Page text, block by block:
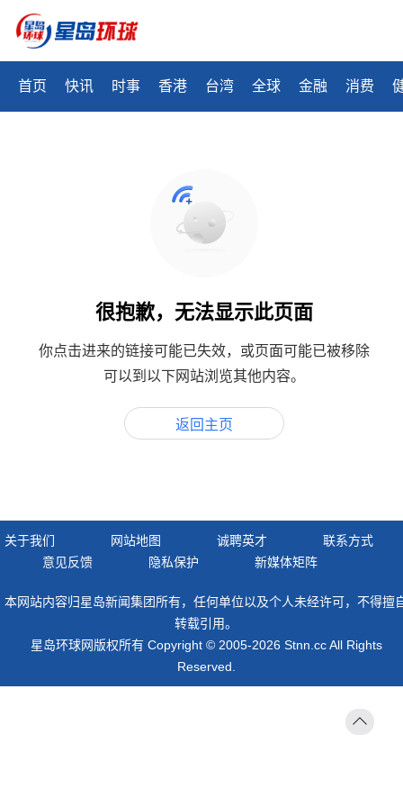
首页 快讯 时事 香港 台湾 全球 金融 消费
很抱歉，无法显示此页面
你点击进来的链接可能已失效，或页面可能已被移除
可以到以下网站浏览其他内容。
返回主页
关于我们 网站地图 诚聘英才
联系方式
意见反馈
隐私保护 新媒体矩阵
本网站内容归星岛新闻集团所有，任何单位以及个人未经许可，不得擅
转载引用。
星岛环球网版权所有 Copyright © 2005-2026 Stnn.cc All Rights
Reserved.